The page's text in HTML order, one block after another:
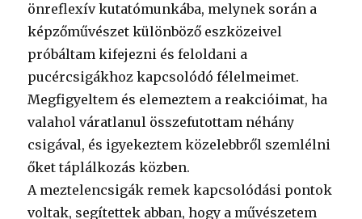
önreflexív kutatómunkába, melynek során a
képzőművészet különböző eszközeivel
próbáltam kifejezni és feloldani a
pucércsigákhoz kapcsolódó félelmeimet.
Megfigyeltem és elemeztem a reakcióimat, ha
valahol váratlanul összefutottam néhány
csigával, és igyekeztem közelebbről szemlélni
őket táplálkozás közben.
A meztelencsigák remek kapcsolódási pontok
voltak, segítettek abban, hogy a művészetem